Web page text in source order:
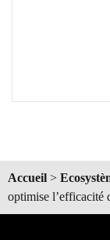
Accueil >
optimise l’efficacité